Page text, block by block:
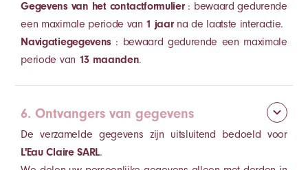
Gegevens van het contactformulier: bewaard gedurende
een maximale periode van 1 jaarna de laatste interactie.
Navigatiegegevens: bewaard gedurende een maximale
periode van 13 maanden.
6. Ontvangers van gegevens
De verzamelde gegevens zijn uitsluitend bedoeld voor
L'Eau Claire SARL.